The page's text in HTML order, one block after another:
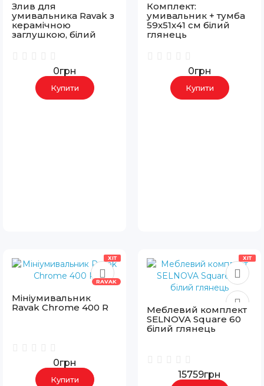
Злив для
умивальника Ravak з
керамічною
заглушкою, білий
0грн
Купити
Комплект:
умивальник + тумба
59х51х41 см білий
глянець
0грн
Купити
ХІТ
RAVAK
Мініумивальник
Ravak Chrome 400 R
0грн
Купити
ХІТ
Меблевий комплект
SELNOVA Square 60
білий глянець
15759грн